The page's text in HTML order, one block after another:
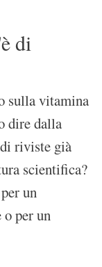
di
sulla vitamina
dire dalla
riviste già
scientifica?
un
per un